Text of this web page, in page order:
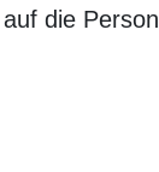
die